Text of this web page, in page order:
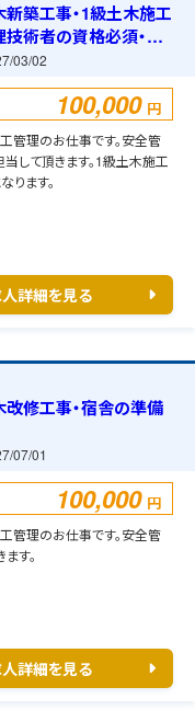
築工事・1級土木施工
術者の資格必須・宿
03/02
100,000 円
管理のお仕事です。安全管
して頂きます。1級土木施工
ます。
詳細を見る
修工事・宿舎の準備
07/01
100,000 円
管理のお仕事です。安全管
す。
詳細を見る